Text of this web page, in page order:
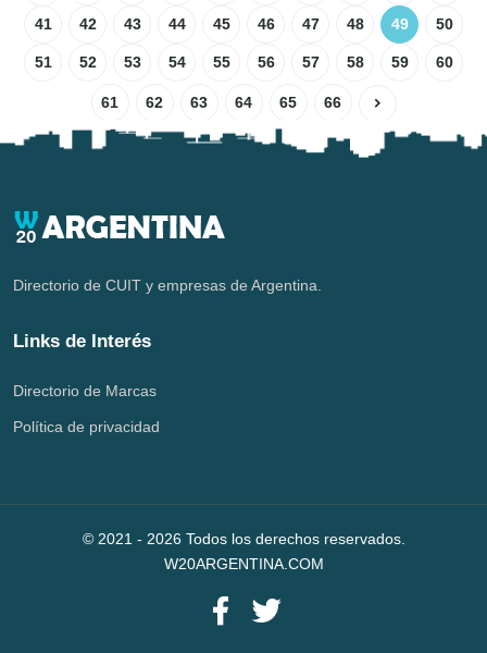
41 42 43 44 45 46 47 48 49 50
51 52 53 54 55 56 57 58 59 60
61 62 63 64 65 66
Directorio de CUIT y empresas de Argentina.
Links de Interés
Directorio de Marcas
Política de privacidad
© 2021 - 2026 Todos los derechos reservados.
W20ARGENTINA.COM